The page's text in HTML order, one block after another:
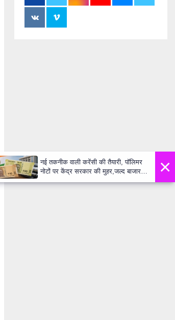
×
नई तकनीक वाली करेंसी की तैयारी, पॉलिमर
नोटों पर केंद्र सरकार की मुहर,जल्द बाजार में
दिखेंगे प्लास्टिक के ₹10 और ₹20 के नोट -